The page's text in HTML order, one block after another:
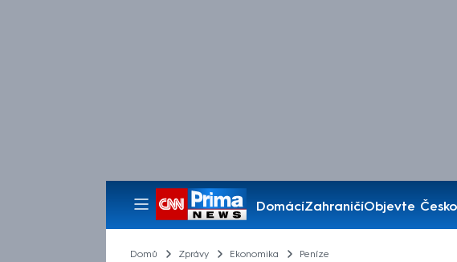
DomácíZahraničíObjevte Česko
Pořady
Domů Zprávy Ekonomika Peníze